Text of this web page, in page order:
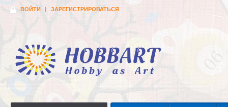
ВОЙТИ ЗАРЕГИСТРИРОВАТЬСЯ